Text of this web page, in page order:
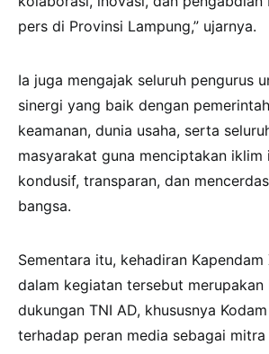
pers di Provinsi Lampung,” ujarnya.
Ia juga mengajak seluruh pengurus
sinergi yang baik dengan
keamanan, dunia usaha, serta
masyarakat guna menciptakan iklim
kondusif, transparan, dan
bangsa.
Sementara itu, kehadiran Kapendam
dalam kegiatan tersebut merupakan
dukungan TNI AD, khususnya
terhadap peran media sebagai